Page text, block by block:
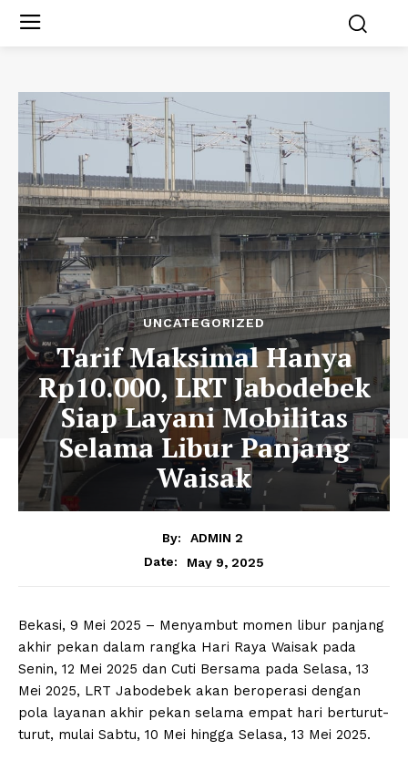
UNCATEGORIZED
Tarif Maksimal Hanya
Rp10.000, LRT Jabodebek
Siap Layani Mobilitas
Selama Libur Panjang
Waisak
By:
ADMIN 2
Date:
May 9, 2025
Bekasi, 9 Mei 2025 – Menyambut momen libur panjang
akhir pekan dalam rangka Hari Raya Waisak pada
Senin, 12 Mei 2025 dan Cuti Bersama pada Selasa, 13
Mei 2025, LRT Jabodebek akan beroperasi dengan
pola layanan akhir pekan selama empat hari berturut-
turut, mulai Sabtu, 10 Mei hingga Selasa, 13 Mei 2025.